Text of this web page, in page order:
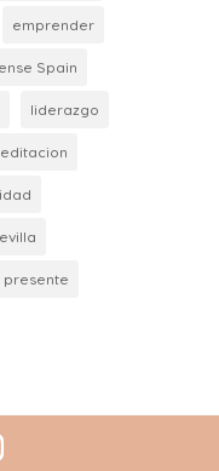
emprender
Spain
liderazgo
presente